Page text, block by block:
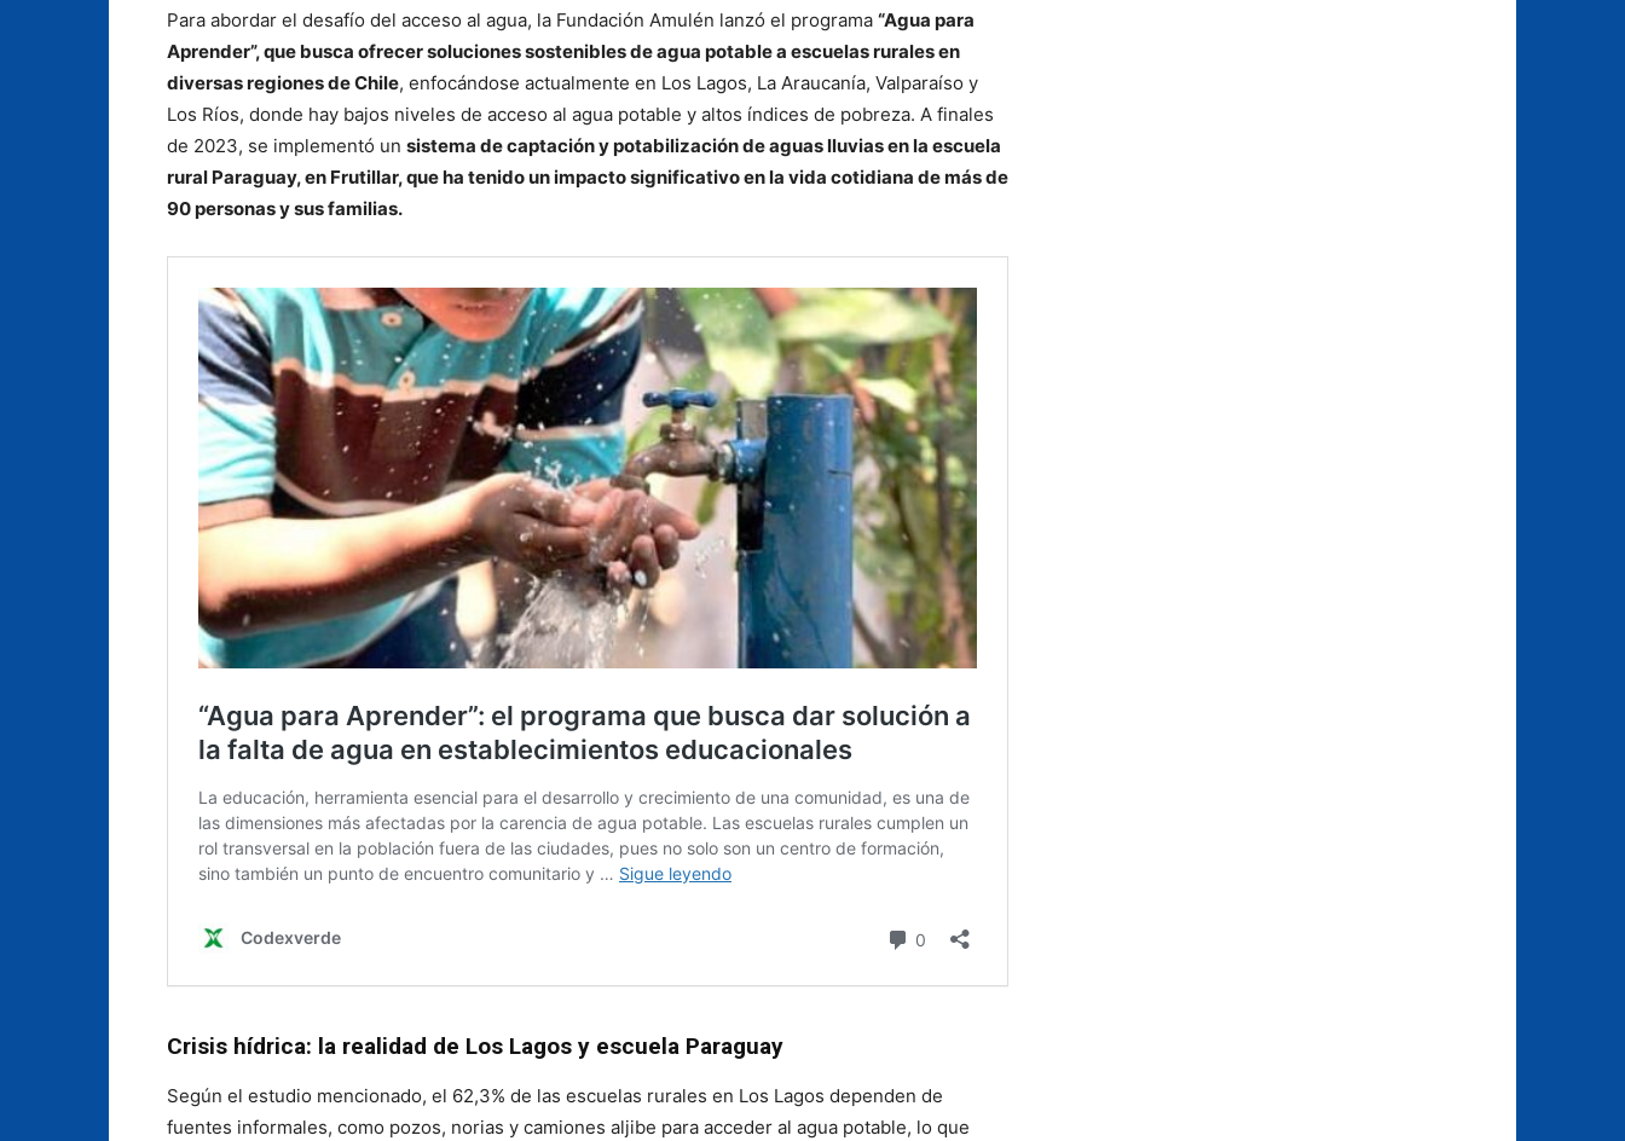
Para abordar el desafío del acceso al agua, la Fundación Amulén lanzó el programa “Agua para
Aprender”, que busca ofrecer soluciones sostenibles de agua potable a escuelas rurales en
diversas regiones de Chile, enfocándose actualmente en Los Lagos, La Araucanía, Valparaíso y
Los Ríos, donde hay bajos niveles de acceso al agua potable y altos índices de pobreza. A finales
de 2023, se implementó un sistema de captación y potabilización de aguas lluvias en la escuela
rural Paraguay, en Frutillar, que ha tenido un impacto significativo en la vida cotidiana de más de
90 personas y sus familias.
Crisis hídrica: la realidad de Los Lagos y escuela Paraguay
Según el estudio mencionado, el 62,3% de las escuelas rurales en Los Lagos dependen de
fuentes informales, como pozos, norias y camiones aljibe para acceder al agua potable, lo que